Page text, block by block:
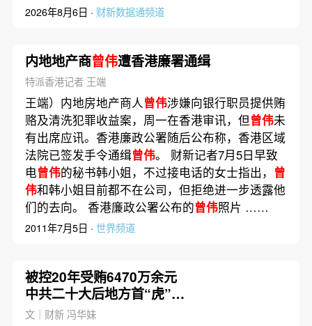
2026年8月6日 · 财新数据通频道
内地地产商曾伟遭香港廉署通缉
特派香港记者 王端
王端）内地房地产商人曾伟涉嫌向银行职员提供贿
赂及清洗犯罪收益案，周一在香港审讯，但曾伟未
有出席应讯。香港廉政公署随后公布称，香港区域
法院已签发手令通缉曾伟。 财新记者7月5日早致
电曾伟的秘书韩小姐，不过接电话的女士指出， 曾
伟和韩小姐目前都不在公司，但拒绝进一步透露他
们的去向。 香港廉政公署公布的曾伟照片 ……
2011年7月5日 · 世界频道
被控20年受贿6470万余元
中共二十大后地方首“虎”付
忠 伟受审
文｜财新 冯华妹